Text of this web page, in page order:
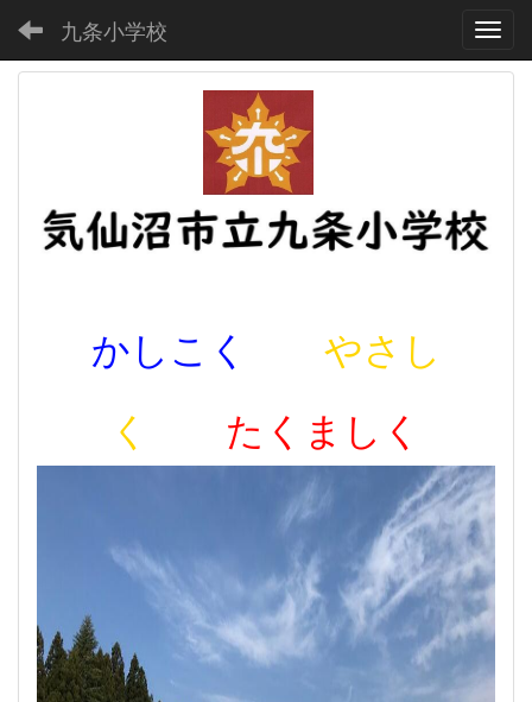
九条小学校
かしこく
やさし
く
たくましく